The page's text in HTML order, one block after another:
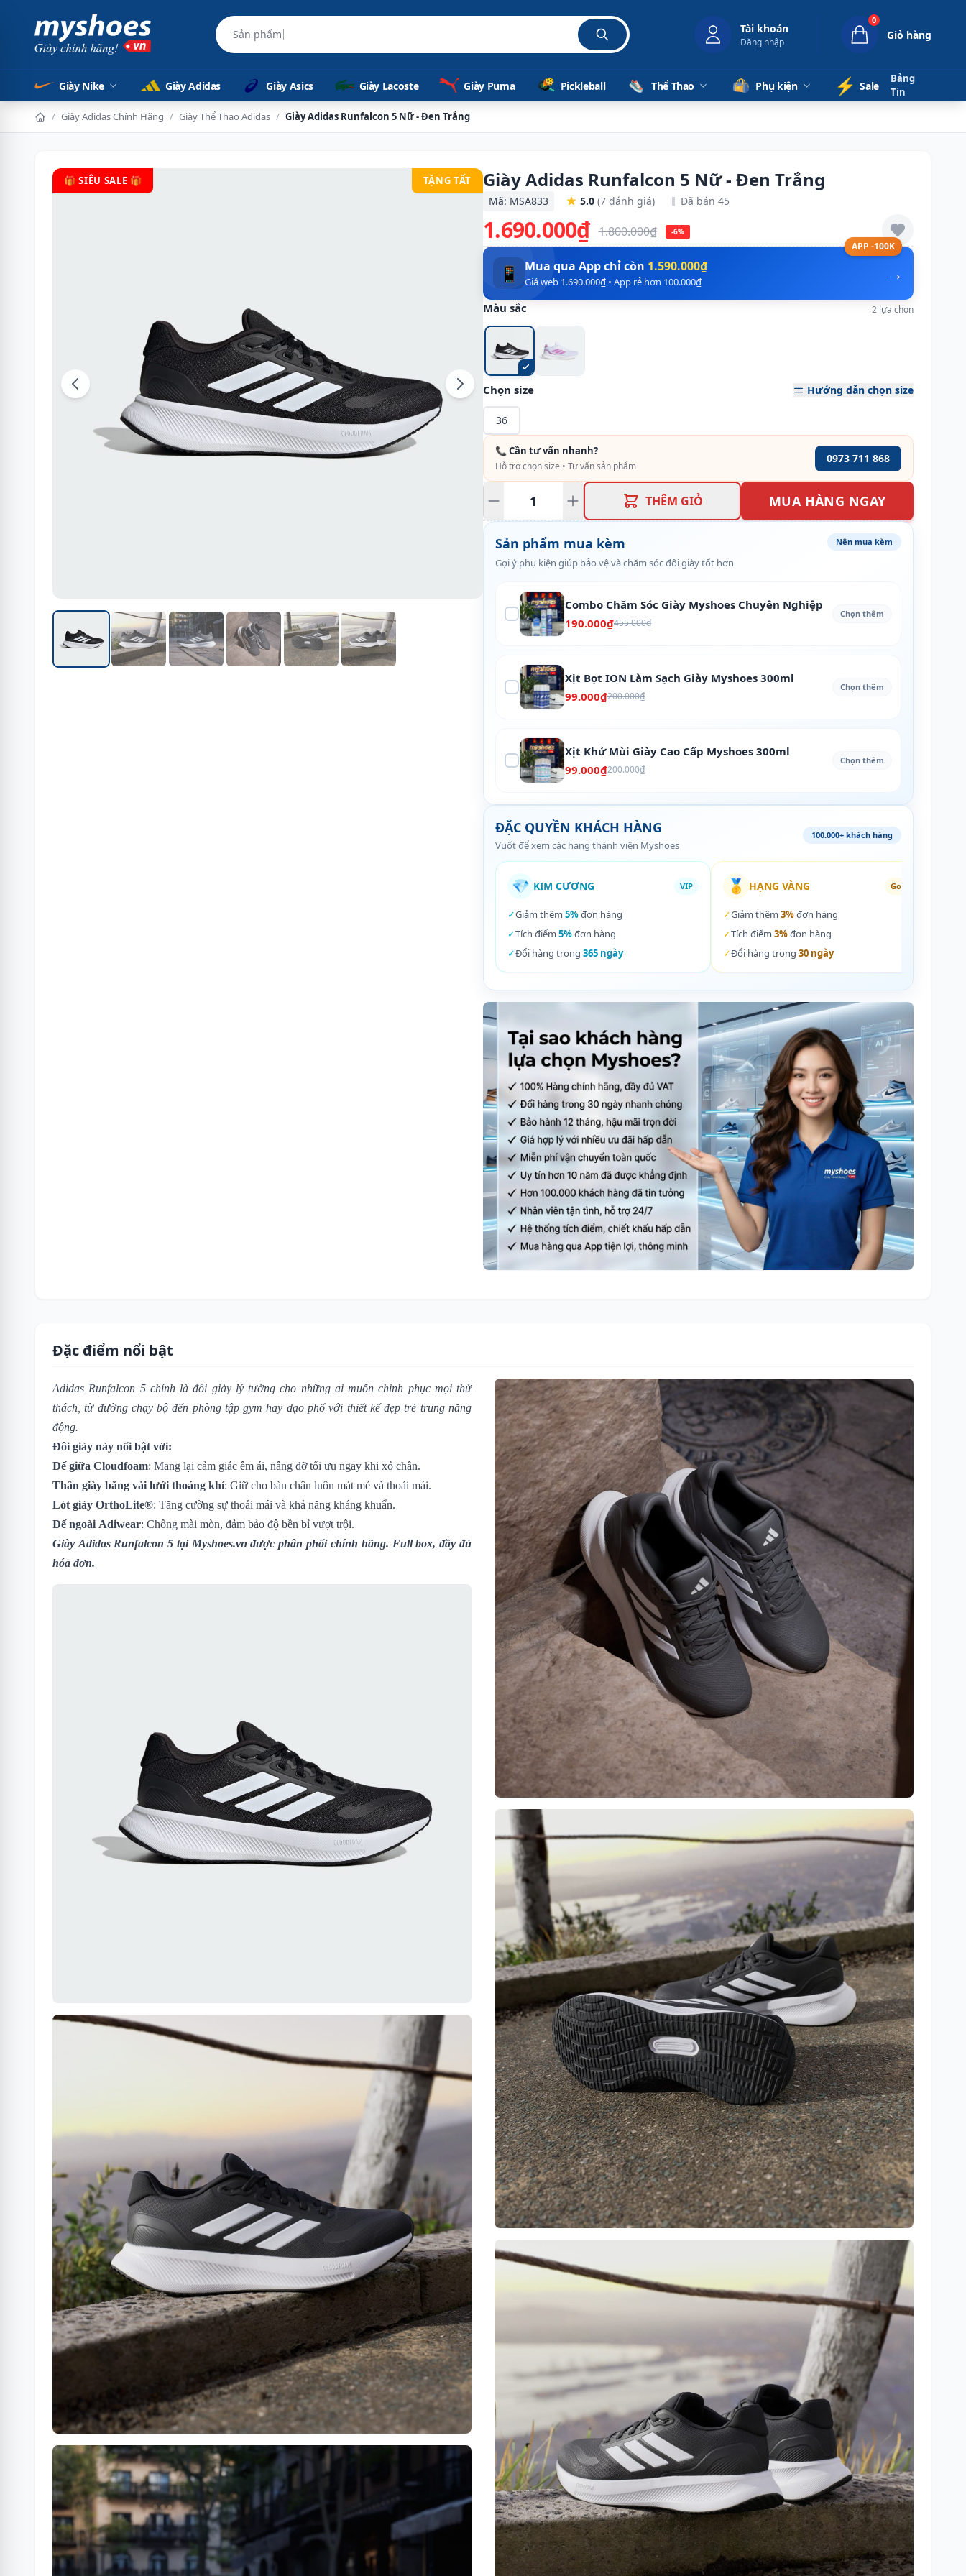
Sản phẩm chính hãng 100% Tài khoản
Đăng nhập
0
Giỏ hàng
Giày Nike Giày Adidas Giày Asics Giày Lacoste Giày Puma Pickleball Thể Thao Phụ kiện ⚡️ Sale
Bảng
Tin
/ Giày Adidas Chính Hãng / Giày Thể Thao Adidas / Giày Adidas Runfalcon 5 Nữ - Đen Trắng
🎁 SIÊU SALE 🎁 TẶNG TẤT Giày Adidas Runfalcon 5 Nữ - Đen Trắng
Mã: MSA833 5.0 (7 đánh giá) Đã bán 45
1.690.000₫ 1.800.000₫ -6%
APP -100K
→
📱 Mua qua App chỉ còn 1.590.000₫
Giá web 1.690.000₫ • App rẻ hơn 100.000₫
Màu sắc 2 lựa chọn
Chọn size Hướng dẫn chọn size
36
📞 Cần tư vấn nhanh?
Hỗ trợ chọn size • Tư vấn sản phẩm
0973 711 868
THÊM GIỎ MUA HÀNG NGAY
Sản phẩm mua kèm
Gợi ý phụ kiện giúp bảo vệ và chăm sóc đôi giày tốt hơn
Nên mua kèm
Combo Chăm Sóc Giày Myshoes Chuyên Nghiệp
190.000₫455.000₫
Chọn thêm
Xịt Bọt ION Làm Sạch Giày Myshoes 300ml
99.000₫200.000₫
Chọn thêm
Xịt Khử Mùi Giày Cao Cấp Myshoes 300ml
99.000₫200.000₫
Chọn thêm
ĐẶC QUYỀN KHÁCH HÀNG
Vuốt để xem các hạng thành viên Myshoes
100.000+ khách hàng
💎 KIM CƯƠNG VIP
✓Giảm thêm 5%đơn hàng
✓Tích điểm 5%đơn hàng
✓Đổi hàng trong 365 ngày
🥇 HẠNG VÀNG Gold
✓Giảm thêm 3%đơn hàng
✓Tích điểm 3%đơn hàng
✓Đổi hàng trong 30 ngày
Đặc điểm nổi bật
Adidas Runfalcon 5 chính là đôi giày lý tưởng cho những ai muốn chinh phục mọi thử
thách, từ đường chạy bộ đến phòng tập gym hay dạo phố với thiết kế đẹp trẻ trung năng
động.
Đôi giày này nổi bật với:
Đế giữa Cloudfoam: Mang lại cảm giác êm ái, nâng đỡ tối ưu ngay khi xỏ chân.
Thân giày bằng vải lưới thoáng khí: Giữ cho bàn chân luôn mát mẻ và thoải mái.
Lót giày OrthoLite®: Tăng cường sự thoải mái và khả năng kháng khuẩn.
Đế ngoài Adiwear: Chống mài mòn, đảm bảo độ bền bỉ vượt trội.
Giày Adidas Runfalcon 5 tại Myshoes.vn được phân phối chính hãng. Full box, đầy đủ
hóa đơn.